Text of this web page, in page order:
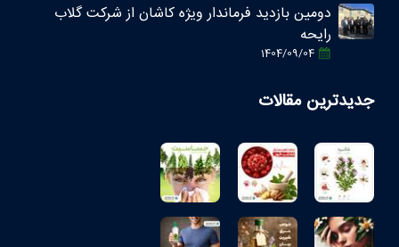
دومین بازدید فرماندار ویژه کاشان از شرکت گلاب
رایحه
1404/09/04
جدیدترین مقالات